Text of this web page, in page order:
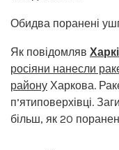
Обидва поранені
Як повідомляв
росіяни нанесли
району Харкова.
п’ятиповерхівці.
більш, як 20